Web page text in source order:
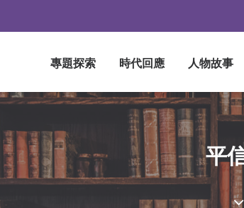
專題探索 時代回應 人物故事
平